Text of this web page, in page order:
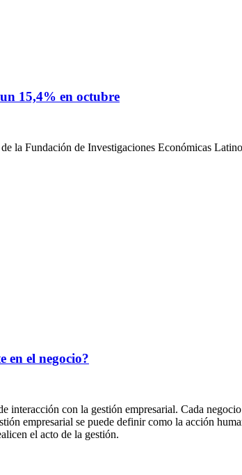
15,4% en octubre
la Fundación de Investigaciones Económicas
en el negocio?
interacción con la gestión empresarial. Cada
empresarial se puede definir como la acción
el acto de la gestión.